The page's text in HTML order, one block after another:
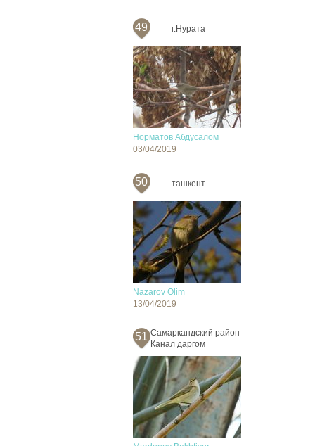
49 г.Нурата
Норматов Абдусалом
03/04/2019
50 ташкент
Nazarov Olim
13/04/2019
51 Самаркандский район
Канал даргом